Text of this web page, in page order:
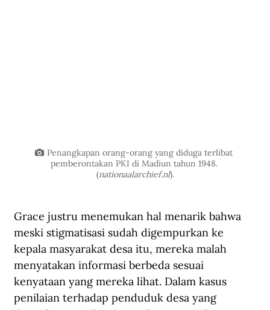
Penangkapan orang-orang yang diduga terlibat
pemberontakan PKI di Madiun tahun 1948.
(nationaalarchief.nl).
Grace justru menemukan hal menarik bahwa
meski stigmatisasi sudah digempurkan ke
kepala masyarakat desa itu, mereka malah
menyatakan informasi berbeda sesuai
kenyataan yang mereka lihat. Dalam kasus
penilaian terhadap penduduk desa yang